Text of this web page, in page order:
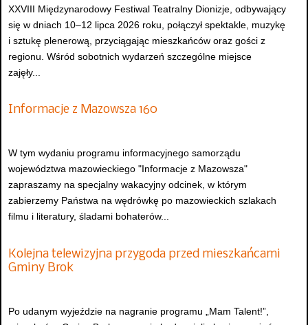
XXVIII Międzynarodowy Festiwal Teatralny Dionizje, odbywający
się w dniach 10–12 lipca 2026 roku, połączył spektakle, muzykę
i sztukę plenerową, przyciągając mieszkańców oraz gości z
regionu. Wśród sobotnich wydarzeń szczególne miejsce
zajęły...
Informacje z Mazowsza 160
W tym wydaniu programu informacyjnego samorządu
województwa mazowieckiego "Informacje z Mazowsza"
zapraszamy na specjalny wakacyjny odcinek, w którym
zabierzemy Państwa na wędrówkę po mazowieckich szlakach
filmu i literatury, śladami bohaterów...
Kolejna telewizyjna przygoda przed mieszkańcami
Gminy Brok
Po udanym wyjeździe na nagranie programu „Mam Talent!”,